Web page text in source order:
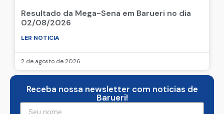
Resultado da Mega-Sena em Barueri no dia
02/08/2026
LER NOTICIA
2 de agosto de 2026
Receba nossa newsletter com noticias de
Barueri!